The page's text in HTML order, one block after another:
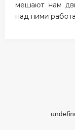
мешают нам
над ними